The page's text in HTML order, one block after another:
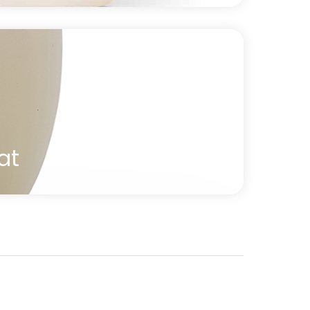
de votre tapis de danse et pour
de poussière, lotions corporelles, gels
une fine pellicule et provoquer la
de danse. Ce produit a été
l'entretien des tapis de danse